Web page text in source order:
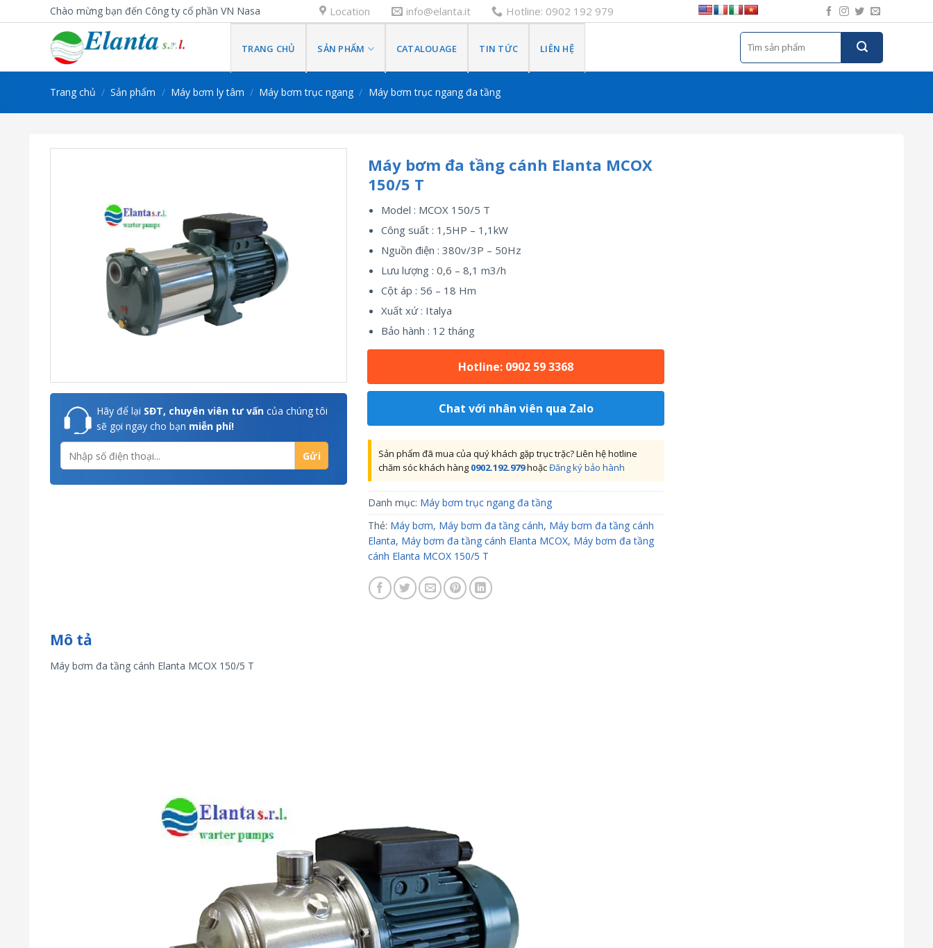
to
Chào mừng bạn đến Công ty cổ phần VN Nasa Location info@elanta.it Hotline: 0902 192 979
TRANG CHỦ SẢN PHẨM CATALOUAGE TIN TỨC LIÊN HỆ
Tìm
kiếm:
Trang chủ / Sản phẩm / Máy bơm ly tâm / Máy bơm trục ngang / Máy bơm trục ngang đa tầng
Hãy để lại SĐT, chuyên viên tư vấn của chúng tôi
sẽ gọi ngay cho bạn miễn phí!
Máy bơm đa tầng cánh Elanta MCOX
150/5 T
Model : MCOX 150/5 T
Công suất : 1,5HP – 1,1kW
Nguồn điện : 380v/3P – 50Hz
Lưu lượng : 0,6 – 8,1 m3/h
Cột áp : 56 – 18 Hm
Xuất xứ : Italya
Bảo hành : 12 tháng
Hotline: 0902 59 3368
Chat với nhân viên qua Zalo
Sản phẩm đã mua của quý khách gặp trục trặc? Liên hệ hotline
chăm sóc khách hàng 0902.192.979hoặcĐăng ký bảo hành
Danh mục: Máy bơm trục ngang đa tầng
Thẻ: Máy bơm, Máy bơm đa tầng cánh, Máy bơm đa tầng cánh
Elanta, Máy bơm đa tầng cánh Elanta MCOX, Máy bơm đa tầng
cánh Elanta MCOX 150/5 T
Mô tả
Máy bơm đa tầng cánh Elanta MCOX 150/5 T